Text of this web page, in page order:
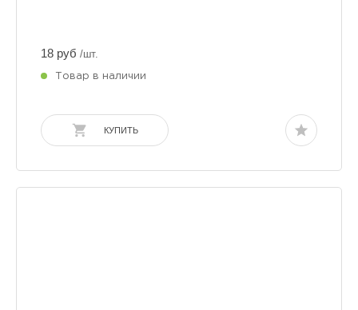
18 руб /шт.
Товар в наличии
КУПИТЬ